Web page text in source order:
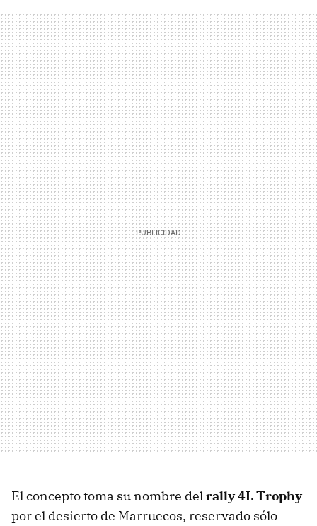
El concepto toma su nombre delrally 4L Trophy
por el desierto de Marruecos, reservado sólo